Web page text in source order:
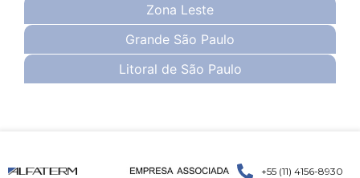
Zona Leste
Grande São Paulo
Litoral de São Paulo
+55 (11) 4156-8930